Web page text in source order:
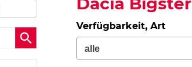
Verfügbarkeit, Art